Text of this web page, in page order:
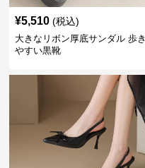
¥5,510 (税込)
大きなリボン厚底サンダル 歩き
やすい黒靴